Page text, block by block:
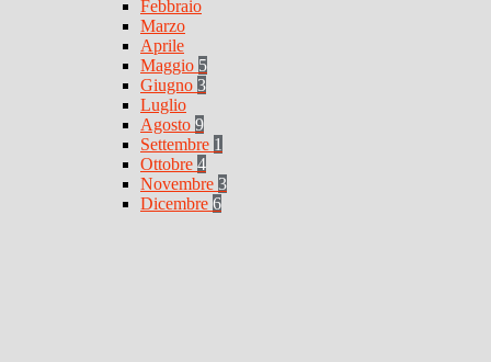
Febbraio
Marzo
Aprile
Maggio 5
Giugno 3
Luglio
Agosto 9
Settembre 1
Ottobre 4
Novembre 3
Dicembre 6